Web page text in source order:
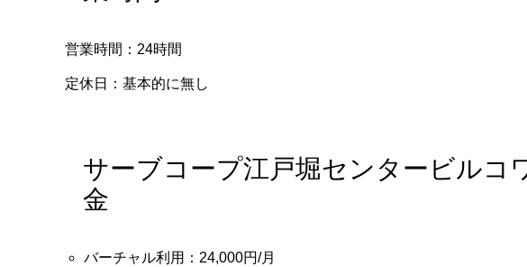
営業時間：24時間
定休日：基本的に無し
サーブコープ江戸堀センタービルコ
金
バーチャル利用：24,000円/月